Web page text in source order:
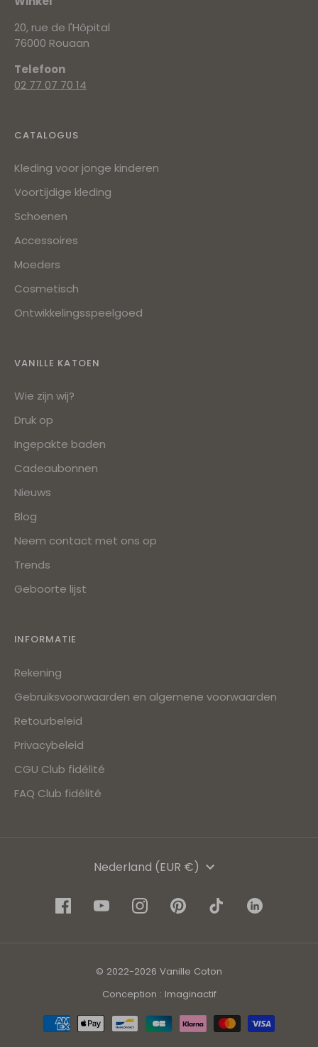
20, rue de l'Hôpital
76000 Rouaan
Telefoon
02 77 07 70 14
CATALOGUS
Kleding voor jonge kinderen
Voortijdige kleding
Schoenen
Accessoires
Moeders
Cosmetisch
Ontwikkelingsspeelgoed
VANILLE KATOEN
Wie zijn wij?
Druk op
Ingepakte baden
Cadeaubonnen
Nieuws
Blog
Neem contact met ons op
Trends
Geboorte lijst
INFORMATIE
Rekening
Gebruiksvoorwaarden en algemene voorwaarden
Retourbeleid
Privacybeleid
CGU Club fidélité
FAQ Club fidélité
Nederland (EUR €)
© 2022-2026 Vanille Coton
Conception : Imaginactif